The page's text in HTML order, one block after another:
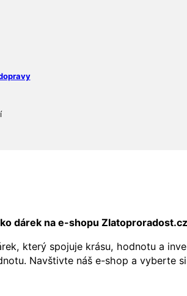
dárek na e-shopu Zlatoproradost.cz
který spojuje krásu, hodnotu a
Navštivte náš e-shop a vyberte